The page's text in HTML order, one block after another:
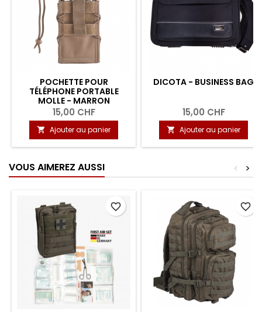
POCHETTE POUR
TÉLÉPHONE PORTABLE
MOLLE - MARRON
15,00 CHF
 Ajouter au panier
DICOTA - BUSINESS BAG
15,00 CHF
 Ajouter au panier
VOUS AIMEREZ AUSSI >
<
favorite_border favorite_border